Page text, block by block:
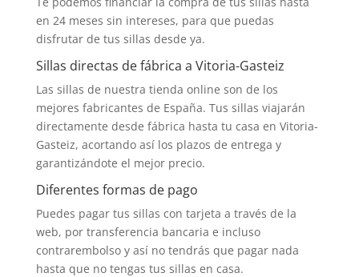
en 24 meses sin intereses, para que puedas
disfrutar de tus sillas desde ya.
Sillas directas de fábrica a Vitoria-Gasteiz
Las sillas de nuestra tienda online son de los
mejores fabricantes de España. Tus sillas viajarán
directamente desde fábrica hasta tu casa en Vitoria-
Gasteiz, acortando así los plazos de entrega y
garantizándote el mejor precio.
Diferentes formas de pago
Puedes pagar tus sillas con tarjeta a través de la
web, por transferencia bancaria e incluso
contrarembolso y así no tendrás que pagar nada
hasta que no tengas tus sillas en casa.